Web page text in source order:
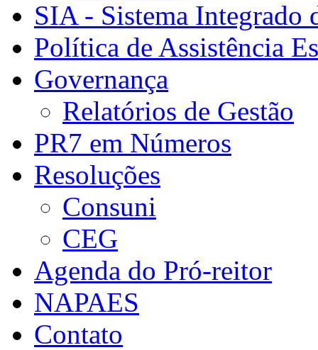
SIA - Sistema Integrado
Política de Assistência
Governança
Relatórios de Gestão
PR7 em Números
Resoluções
Consuni
CEG
Agenda do Pró-reitor
NAPAES
Contato